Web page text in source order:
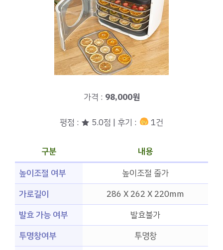
가격 : 98,000원
평점 : ★ 5.0점 | 후기 : 1건
구분
내용
높이조절 여부
높이조절 줄가
가로길이
286 X 262 X 220mm
발효 가능 여부
발효불가
투명창여부
투명창